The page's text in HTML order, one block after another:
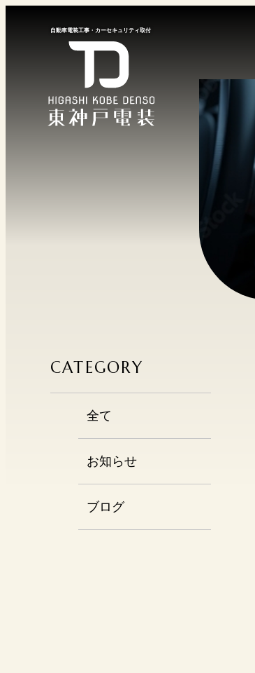
⾃動⾞電装⼯事 ・ カーセキュリティ取付
CATEGORY
全て
お知らせ
ブログ